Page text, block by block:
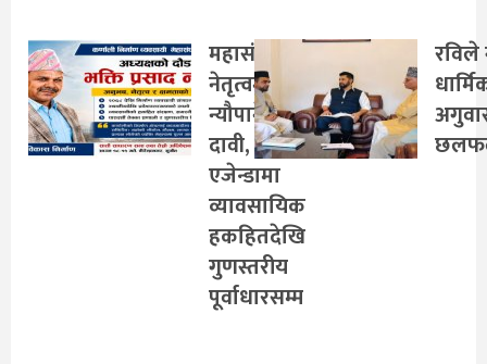
महासंघको
नेतृत्वमा
न्यौपानेको
दावी,
एजेन्डामा
व्यावसायिक
हकहितदेखि
गुणस्तरीय
पूर्वाधारसम्म
रविले